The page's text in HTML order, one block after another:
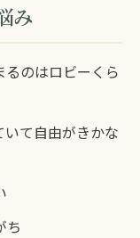
み
のはロビーくら
て自由がきかな
ち